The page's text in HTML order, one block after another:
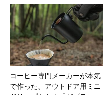
コーヒー専門メーカーが本気
で作った、アウトドア用ミニ